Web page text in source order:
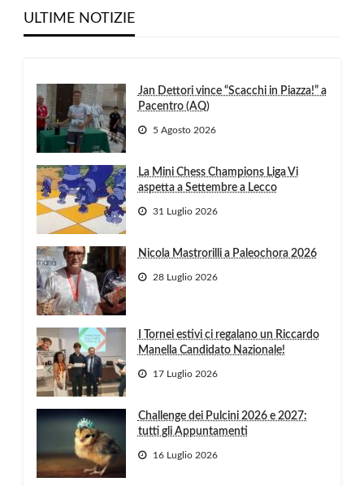
ULTIME NOTIZIE
Jan Dettori vince “Scacchi in Piazza!” a
Pacentro (AQ)
5 Agosto 2026
La Mini Chess Champions Liga Vi
aspetta a Settembre a Lecco
31 Luglio 2026
Nicola Mastrorilli a Paleochora 2026
28 Luglio 2026
I Tornei estivi ci regalano un Riccardo
Manella Candidato Nazionale!
17 Luglio 2026
Challenge dei Pulcini 2026 e 2027:
tutti gli Appuntamenti
16 Luglio 2026